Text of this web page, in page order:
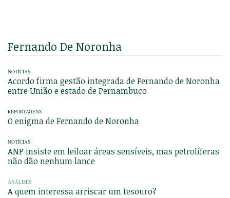
Fernando De Noronha
NOTÍCIAS
Acordo firma gestão integrada de Fernando de Noronha
entre União e estado de Pernambuco
REPORTAGENS
O enigma de Fernando de Noronha
NOTÍCIAS
ANP insiste em leiloar áreas sensíveis, mas petrolíferas
não dão nenhum lance
ANÁLISES
A quem interessa arriscar um tesouro?